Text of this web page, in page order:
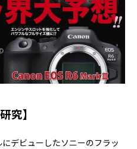
究】
デビューしたソニーのフラッ